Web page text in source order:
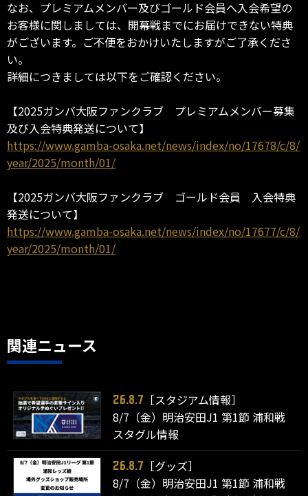
なお、プレミアムメンバー及びゴールド会員へ入会希望の
お客様に関しましては、開幕戦までにお届けできない特典
がございます。ご不便をおかけいたしますがご了承くださ
い。
詳細につきましては以下をご確認ください。
【2025ガンバ大阪ファンクラブ プレミアムメンバー募集
及び入会特典発送について】
https://www.gamba-osaka.net/news/index/no/17678/c/8/
year/2025/month/01/
【2025ガンバ大阪ファンクラブ ゴールド会員 入会特典
発送について】
https://www.gamba-osaka.net/news/index/no/17677/c/8/
year/2025/month/01/
関連ニュース
26.8.7
［スタジアム情報］
8/7（金）明治安田J1 第1節 浦和戦
スタグル情報
26.8.7
［グッズ］
8/7（金）明治安田J1 第1節 浦和戦